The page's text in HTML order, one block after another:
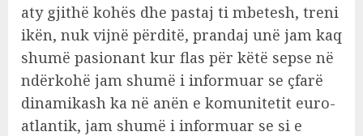
aty gjithë kohës dhe pastaj ti mbetesh, treni
ikën, nuk vijnë përditë, prandaj unë jam kaq
shumë pasionant kur flas për këtë sepse në
ndërkohë jam shumë i informuar se çfarë
dinamikash ka në anën e komunitetit euro-
atlantik, jam shumë i informuar se si e